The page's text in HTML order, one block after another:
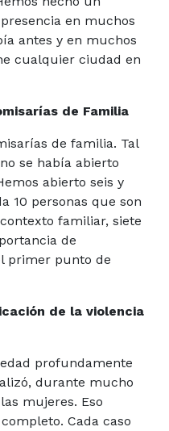
en muchos
antes y en muchos
cualquier ciudad en
de Familia
de familia. Tal
se había abierto
abierto seis y
10 personas que son
familiar, siete
de
primer punto de
de la violencia
profundamente
durante mucho
mujeres. Eso
Cada caso